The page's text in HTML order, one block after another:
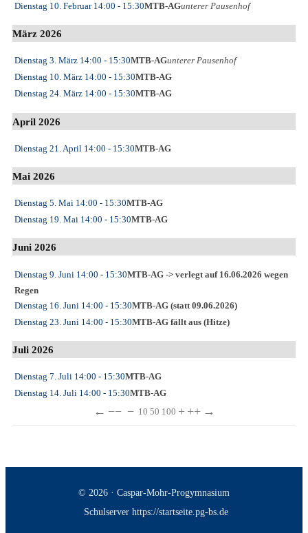
Dienstag 10. Februar14:00 - 15:30MTB-AGunterer Pausenhof
März 2026
Dienstag 3. März 14:00 - 15:30MTB-AGunterer Pausenhof
Dienstag 10. März 14:00 - 15:30MTB-AG
Dienstag 24. März 14:00 - 15:30MTB-AG
April 2026
Dienstag 21. April 14:00 - 15:30MTB-AG
Mai 2026
Dienstag 5. Mai 14:00 - 15:30MTB-AG
Dienstag 19. Mai 14:00 - 15:30MTB-AG
Juni 2026
Dienstag 9. Juni 14:00 - 15:30MTB-AG -> verlegt auf 16.06.2026 wegen
Regen
Dienstag 16. Juni 14:00 - 15:30MTB-AG (statt 09.06.2026)
Dienstag 23. Juni 14:00 - 15:30MTB-AG fällt aus (Hitze)
Juli 2026
Dienstag 7. Juli 14:00 - 15:30MTB-AG
Dienstag 14. Juli 14:00 - 15:30MTB-AG
← −− − 10 50 100 + ++ →
© 2026 · Caspar-Mohr-Progymnasium
Schulserver https://startseite.pg-bs.de